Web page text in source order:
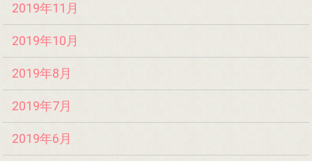
2019年11月
2019年10月
2019年8月
2019年7月
2019年6月